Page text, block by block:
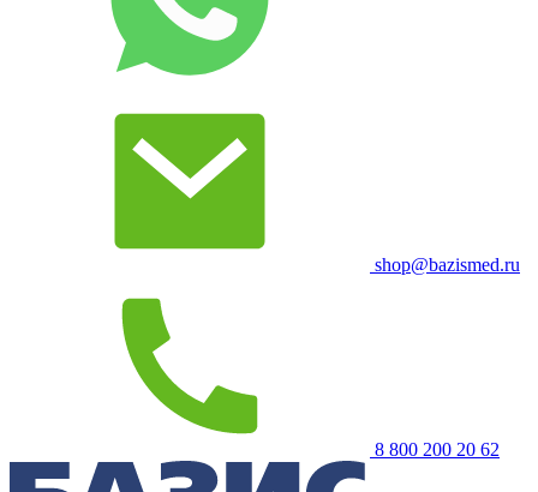
shop@bazismed.ru
8 800 200 20 62